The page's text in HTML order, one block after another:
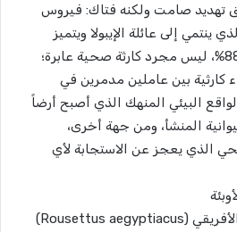
تهديد صامت ولكنه فتاك: فيروس
ينتمي إلى عائلة الإيبولا ويتميز
بمعدل وفيات يصل إلى 88%، ليس مجرد كارثة صحية عابرة؛
كارثية بين عاملين مدمرين في
البيئي المنهك الذي أصبح أرضاً
المنشأ، ومن جهة أخرى،
الذي يعجز عن الاستجابة لأي
> يُعرف خفاش الفاكهة الأفريقي (Rousettus aegyptiacus)